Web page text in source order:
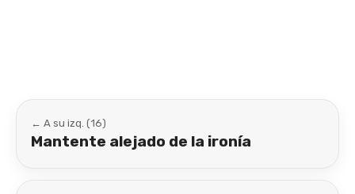
← A su izq. (16)
Mantente alejado de la ironía